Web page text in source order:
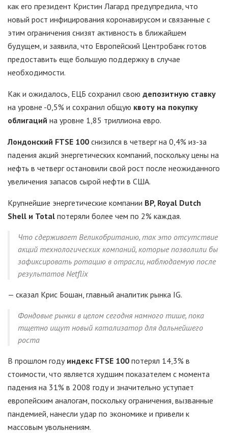
как его президент Кристин Лагард предупредила, что
новый рост инфицирования коронавирусом и связанные с
этим ограничения снизят активность в ближайшем
будущем, и заявила, что Европейский Центробанк готов
предоставить еще большую поддержку в случае
необходимости.
Как и ожидалось, ЕЦБ сохранил свою депозитную ставку
на уровне -0,5% и сохранил общую квоту на покупку
облигаций на уровне 1,85 триллиона евро.
Лондонский FTSE 100 снизился в четверг на 0,4% из-за
падения акций энергетических компаний, поскольку цены на
нефть в четверг остановили свой рост после неожиданного
увеличения запасов сырой нефти в США.
Крупнейшие энергетические компании BP, Royal Dutch
Shell и Total потеряли более чем по 2% каждая.
Что сдерживает Великобританию, так это отсутствие
акций технологических компаний, которые позволили бы
зафиксировать ротацию в отрасли, наблюдаемую после
результатов Netflix
— сказал Крис Бошан, главный аналитик рынка IG.
Фондовые рынки в целом сегодня намного тише, пока
тщетно ищут новый катализатор для дальнейшего
роста
В прошлом году индекс FTSE 100 потерял 14,3% в
стоимости, что является худшим показателем с момента
падения на 31% в 2008 году и значительно уступает
европейским аналогам, поскольку ограничения, вызванные
пандемией, нанесли удар по экономике и привели к
массовым увольнениям.